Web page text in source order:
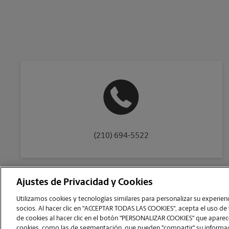
(210) 694-5522
Como es un negocio de franquicias, cada centro The UPS Store está bajo la
franquiciador, no le ofrece formación notarial al dueño de la franquicia o a
para obtener la condición notarial de The UPS Store, y estos requisitos deben
Ajustes de Privacidad y Cookies
Utilizamos cookies y tecnologías similares para personalizar su
socios. Al hacer clic en "ACCEPTAR TODAS LAS COOKIES", acepta el
de cookies al hacer clic en el botón "PERSONALIZAR COOKIES" que